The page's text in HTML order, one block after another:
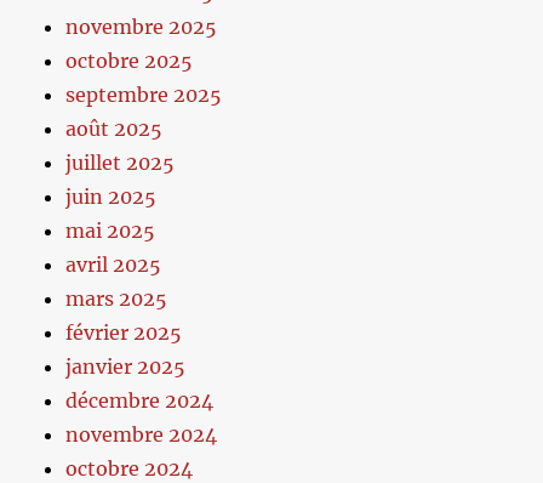
novembre 2025
octobre 2025
septembre 2025
août 2025
juillet 2025
juin 2025
mai 2025
avril 2025
mars 2025
février 2025
janvier 2025
décembre 2024
novembre 2024
octobre 2024